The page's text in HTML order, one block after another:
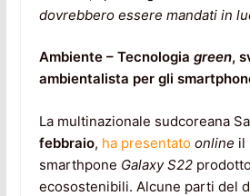
dovrebbero essere mandati in
Ambiente – Tecnologia green,
ambientalista per gli
La multinazionale sudcoreana
febbraio, ha presentato online il
smarthpone Galaxy S22
ecosostenibili. Alcune parti del